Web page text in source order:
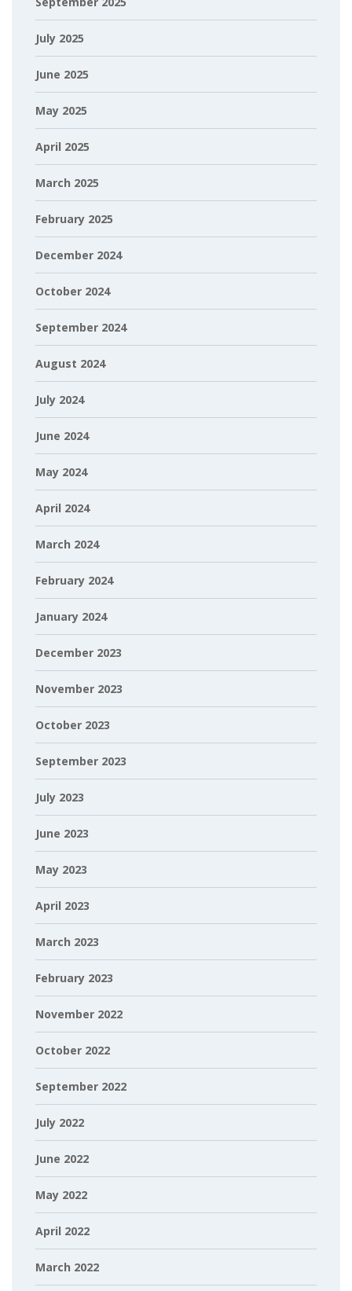
July 2025
June 2025
May 2025
April 2025
March 2025
February 2025
December 2024
October 2024
September 2024
August 2024
July 2024
June 2024
May 2024
April 2024
March 2024
February 2024
January 2024
December 2023
November 2023
October 2023
September 2023
July 2023
June 2023
May 2023
April 2023
March 2023
February 2023
November 2022
October 2022
September 2022
July 2022
June 2022
May 2022
April 2022
March 2022